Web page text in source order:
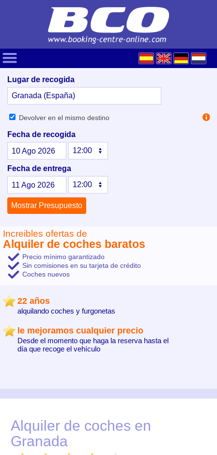
Alquiler de coches en
Granada
Lugar de recogida
Devolver en el mismo destino
Fecha de recogida
10Ago2026
Fecha de entrega
11Ago2026
Increibles ofertas de
Alquiler de coches baratos
Precio mínimo garantizado
Sin comisiones en su tarjeta de crédito
Coches nuevos
22 años
alquilando coches y furgonetas
le mejoramos cualquier precio
Desde el momento que haga la reserva hasta el
día que recoge el vehículo